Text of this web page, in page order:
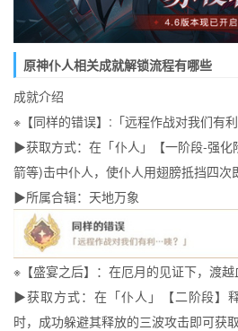
原神仆人相关成就解锁流程有哪些
成就介绍
※【同样的错误】:「远程作战对我们有
▶获取方式：在「仆人」【一阶段-强化
箭等)击中仆人，使仆人用翅膀抵挡四次
▶所属合辑：天地万象
※【盛宴之后】：在厄月的见证下，渡越
▶获取方式：在「仆人」【二阶段】
时，成功躲避其释放的三波攻击即可获取